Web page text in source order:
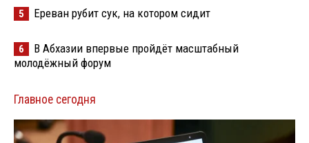
5 Ереван рубит сук, на котором сидит
6
В Абхазии впервые пройдёт масштабный
молодёжный форум
Главное сегодня